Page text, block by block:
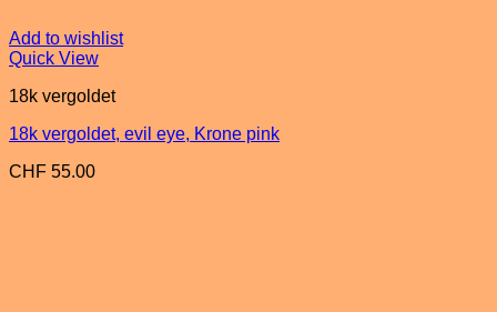
Add to wishlist
Quick View
18k vergoldet
18k vergoldet, evil eye, Krone pink
CHF 55.00